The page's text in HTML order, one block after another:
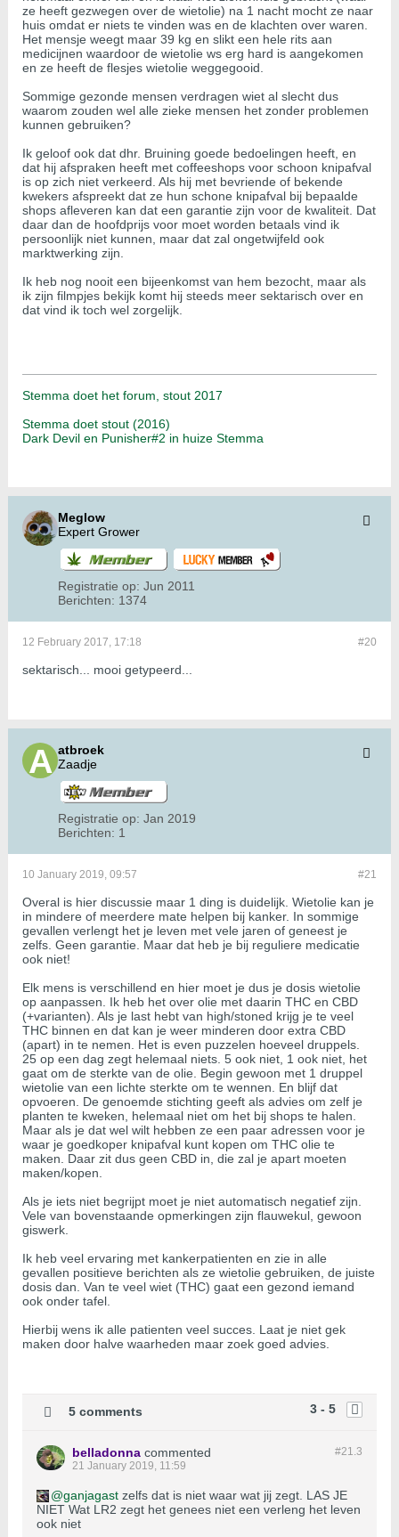
ze heeft gezwegen over de wietolie) na 1 nacht mocht ze naar
huis omdat er niets te vinden was en de klachten over waren.
Het mensje weegt maar 39 kg en slikt een hele rits aan
medicijnen waardoor de wietolie ws erg hard is aangekomen
en ze heeft de flesjes wietolie weggegooid.
Sommige gezonde mensen verdragen wiet al slecht dus
waarom zouden wel alle zieke mensen het zonder problemen
kunnen gebruiken?
Ik geloof ook dat dhr. Bruining goede bedoelingen heeft, en
dat hij afspraken heeft met coffeeshops voor schoon knipafval
is op zich niet verkeerd. Als hij met bevriende of bekende
kwekers afspreekt dat ze hun schone knipafval bij bepaalde
shops afleveren kan dat een garantie zijn voor de kwaliteit. Dat
daar dan de hoofdprijs voor moet worden betaals vind ik
persoonlijk niet kunnen, maar dat zal ongetwijfeld ook
marktwerking zijn.
Ik heb nog nooit een bijeenkomst van hem bezocht, maar als
ik zijn filmpjes bekijk komt hij steeds meer sektarisch over en
dat vind ik toch wel zorgelijk.
Stemma doet het forum, stout 2017
Stemma doet stout (2016)
Dark Devil en Punisher#2 in huize Stemma
Meglow
Expert Grower
Registratie op: Jun 2011
Berichten: 1374
#20
12 February 2017, 17:18
sektarisch... mooi getypeerd...
atbroek
Zaadje
Registratie op: Jan 2019
Berichten: 1
#21
10 January 2019, 09:57
Overal is hier discussie maar 1 ding is duidelijk. Wietolie kan je
in mindere of meerdere mate helpen bij kanker. In sommige
gevallen verlengt het je leven met vele jaren of geneest je
zelfs. Geen garantie. Maar dat heb je bij reguliere medicatie
ook niet!
Elk mens is verschillend en hier moet je dus je dosis wietolie
op aanpassen. Ik heb het over olie met daarin THC en CBD
(+varianten). Als je last hebt van high/stoned krijg je te veel
THC binnen en dat kan je weer minderen door extra CBD
(apart) in te nemen. Het is even puzzelen hoeveel druppels.
25 op een dag zegt helemaal niets. 5 ook niet, 1 ook niet, het
gaat om de sterkte van de olie. Begin gewoon met 1 druppel
wietolie van een lichte sterkte om te wennen. En blijf dat
opvoeren. De genoemde stichting geeft als advies om zelf je
planten te kweken, helemaal niet om het bij shops te halen.
Maar als je dat wel wilt hebben ze een paar adressen voor je
waar je goedkoper knipafval kunt kopen om THC olie te
maken. Daar zit dus geen CBD in, die zal je apart moeten
maken/kopen.
Als je iets niet begrijpt moet je niet automatisch negatief zijn.
Vele van bovenstaande opmerkingen zijn flauwekul, gewoon
giswerk.
Ik heb veel ervaring met kankerpatienten en zie in alle
gevallen positieve berichten als ze wietolie gebruiken, de juiste
dosis dan. Van te veel wiet (THC) gaat een gezond iemand
ook onder tafel.
Hierbij wens ik alle patienten veel succes. Laat je niet gek
maken door halve waarheden maar zoek goed advies.
3 - 5
5 comments
#21.3
belladonna commented
21 January 2019, 11:59
ganjagast zelfs dat is niet waar wat jij zegt. LAS JE
NIET Wat LR2 zegt het genees niet een verleng het leven
ook niet